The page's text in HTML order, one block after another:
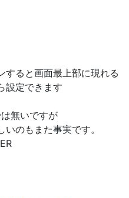
すると画面最上部に現れる
設定できます
無いですが
のもまた事実です。